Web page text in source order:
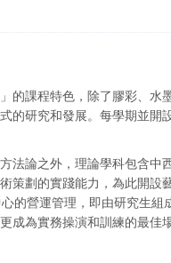
的課程特色，除了膠彩、水
的研究和發展。每學期並開
論之外，理論學科包含中
策劃的實踐能力，為此開設
的營運管理，即由研究生組
成為實務操演和訓練的最佳